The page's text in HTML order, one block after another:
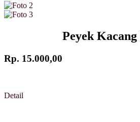
Peyek
Rp. 15.000,00
Detail